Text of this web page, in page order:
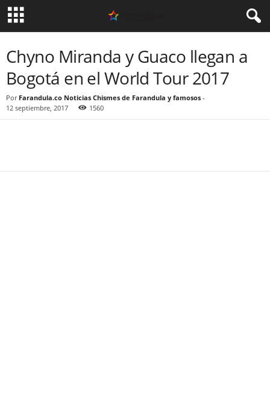
Chyno Miranda y Guaco llegan a
Bogotá en el World Tour 2017
Por Farandula.co Noticias Chismes de Farandula y famosos -
12 septiembre, 2017
1560